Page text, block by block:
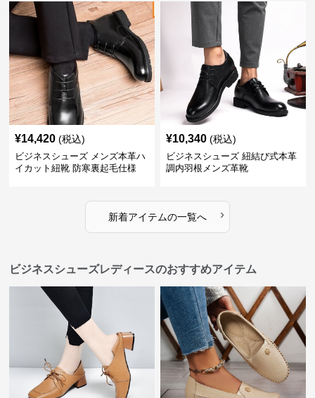
¥14,420 (税込)
ビジネスシューズ メンズ本革ハ
イカット紐靴 防寒裏起毛仕様
¥10,340 (税込)
ビジネスシューズ 紐結び式本革
調内羽根メンズ革靴
新着アイテムの一覧へ ›
ビジネスシューズレディースのおすすめアイテム